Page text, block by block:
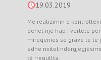
19.03.2019
Me realizimin e
bëhet një hap i vërtetë
mirëqenies së grave të të
edhe nxitet
të rregullta.